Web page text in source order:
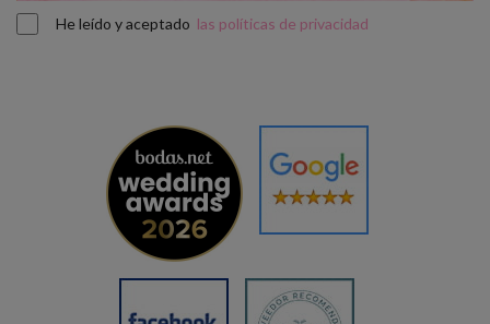
He leído y aceptado las políticas de privacidad